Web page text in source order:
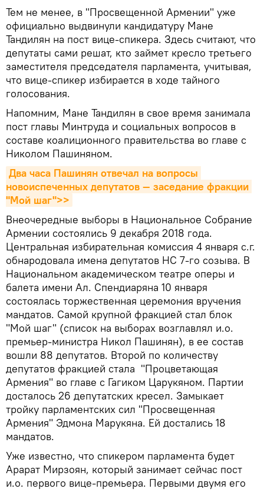
Тем не менее, в "Просвещенной Армении" уже
официально выдвинули кандидатуру Мане
Тандилян на пост вице-спикера. Здесь считают, что
депутаты сами решат, кто займет кресло третьего
заместителя председателя парламента, учитывая,
что вице-спикер избирается в ходе тайного
голосования.
Напомним, Мане Тандилян в свое время занимала
пост главы Минтруда и социальных вопросов в
составе коалиционного правительства во главе с
Николом Пашиняном.
Два часа Пашинян отвечал на вопросы
новоиспеченных депутатов — заседание фракции
"Мой шаг">>
Внеочередные выборы в Национальное Собрание
Армении состоялись 9 декабря 2018 года.
Центральная избирательная комиссия 4 января с.г.
обнародовала имена депутатов НС 7-го созыва. В
Национальном академическом театре оперы и
балета имени Ал. Спендиаряна 10 января
состоялась торжественная церемония вручения
мандатов. Самой крупной фракцией стал блок
"Мой шаг" (список на выборах возглавлял и.о.
премьер-министра Никол Пашинян), в ее состав
вошли 88 депутатов. Второй по количеству
депутатов фракцией стала "Процветающая
Армения" во главе с Гагиком Царукяном. Партии
досталось 26 депутатских кресел. Замыкает
тройку парламентских сил "Просвещенная
Армения" Эдмона Марукяна. Ей достались 18
мандатов.
Уже известно, что спикером парламента будет
Арарат Мирзоян, который занимает сейчас пост
и.о. первого вице-премьера. Первыми двумя его